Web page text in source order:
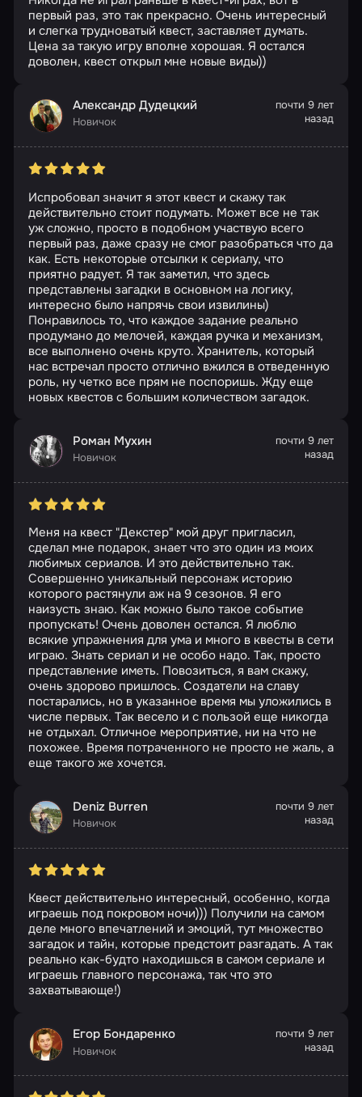
первый раз, это так прекрасно. Очень интересный
и слегка трудноватый квест, заставляет думать.
Цена за такую игру вполне хорошая. Я остался
доволен, квест открыл мне новые виды))
Александр Дудецкий
Новичок
почти 9 лет
назад
Испробовал значит я этот квест и скажу так
действительно стоит подумать. Может все не так
уж сложно, просто в подобном участвую всего
первый раз, даже сразу не смог разобраться что да
как. Есть некоторые отсылки к сериалу, что
приятно радует. Я так заметил, что здесь
представлены загадки в основном на логику,
интересно было напрячь свои извилины)
Понравилось то, что каждое задание реально
продумано до мелочей, каждая ручка и механизм,
все выполнено очень круто. Хранитель, который
нас встречал просто отлично вжился в отведенную
роль, ну четко все прям не поспоришь. Жду еще
новых квестов с большим количеством загадок.
Роман Мухин
Новичок
почти 9 лет
назад
Меня на квест "Декстер" мой друг пригласил,
сделал мне подарок, знает что это один из моих
любимых сериалов. И это действительно так.
Совершенно уникальный персонаж историю
которого растянули аж на 9 сезонов. Я его
наизусть знаю. Как можно было такое событие
пропускать! Очень доволен остался. Я люблю
всякие упражнения для ума и много в квесты в сети
играю. Знать сериал и не особо надо. Так, просто
представление иметь. Повозиться, я вам скажу,
очень здорово пришлось. Создатели на славу
постарались, но в указанное время мы уложились в
числе первых. Так весело и с пользой еще никогда
не отдыхал. Отличное мероприятие, ни на что не
похожее. Время потраченного не просто не жаль, а
еще такого же хочется.
Deniz Burren
Новичок
почти 9 лет
назад
Квест действительно интересный, особенно, когда
играешь под покровом ночи))) Получили на самом
деле много впечатлений и эмоций, тут множество
загадок и тайн, которые предстоит разгадать. А так
реально как-будто находишься в самом сериале и
играешь главного персонажа, так что это
захватывающе!)
Егор Бондаренко
Новичок
почти 9 лет
назад